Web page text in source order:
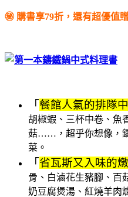
㊙️ 購書享79折，還有超優值
「 餐館人氣的排隊
胡椒蝦、三杯中卷、魚
菇……，超乎你想像，
菜。
「 省瓦斯又入味的
骨、白滷花生豬腳、百
奶豆腐煲湯、紅燒羊